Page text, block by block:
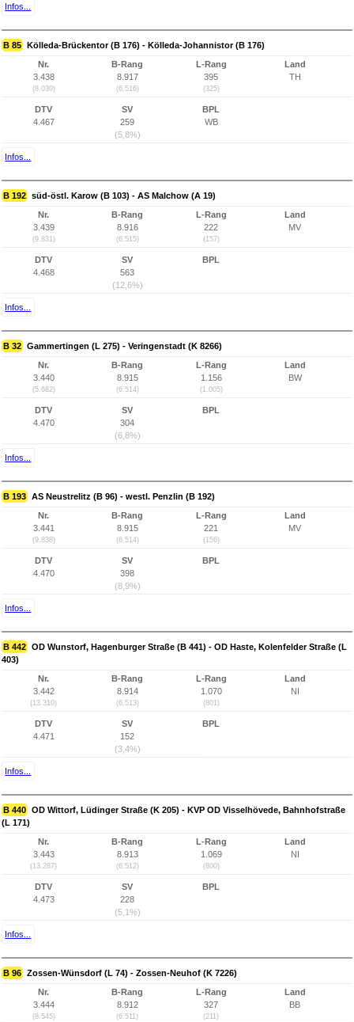
Infos...
B 85 Kölleda-Brückentor (B 176) - Kölleda-Johannistor (B 176)
Nr.
3.438
(8.030)
B-Rang
8.917
(6.516)
L-Rang
395
(325)
Land
TH
DTV
4.467
SV
259
(5,8%)
BPL
WB
Infos...
B 192 süd-östl. Karow (B 103) - AS Malchow (A 19)
Nr.
3.439
(9.831)
B-Rang
8.916
(6.515)
L-Rang
222
(157)
Land
MV
DTV
4.468
SV
563
(12,6%)
BPL
Infos...
B 32 Gammertingen (L 275) - Veringenstadt (K 8266)
Nr.
3.440
(5.682)
B-Rang
8.915
(6.514)
L-Rang
1.156
(1.005)
Land
BW
DTV
4.470
SV
304
(6,8%)
BPL
Infos...
B 193 AS Neustrelitz (B 96) - westl. Penzlin (B 192)
Nr.
3.441
(9.838)
B-Rang
8.915
(6.514)
L-Rang
221
(156)
Land
MV
DTV
4.470
SV
398
(8,9%)
BPL
Infos...
B 442 OD Wunstorf, Hagenburger Straße (B 441) - OD Haste, Kolenfelder Straße (L
403)
Nr.
3.442
(13.310)
B-Rang
8.914
(6.513)
L-Rang
1.070
(801)
Land
NI
DTV
4.471
SV
152
(3,4%)
BPL
Infos...
B 440 OD Wittorf, Lüdinger Straße (K 205) - KVP OD Visselhövede, Bahnhofstraße
(L 171)
Nr.
3.443
(13.287)
B-Rang
8.913
(6.512)
L-Rang
1.069
(800)
Land
NI
DTV
4.473
SV
228
(5,1%)
BPL
Infos...
B 96 Zossen-Wünsdorf (L 74) - Zossen-Neuhof (K 7226)
Nr.
3.444
(8.545)
B-Rang
8.912
(6.511)
L-Rang
327
(211)
Land
BB